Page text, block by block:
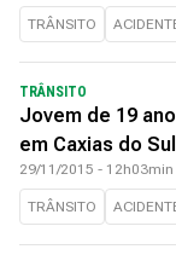
TRÂNSITO
TRÂNSITO
Jovem de 19
em Caxias do Sul
29/11/2015 - 12h03min
TRÂNSITO